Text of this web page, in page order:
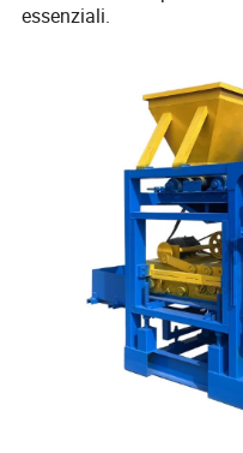
essenziali.